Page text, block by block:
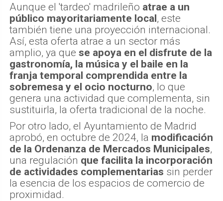
Aunque el 'tardeo' madrileño atrae a un
público mayoritariamente local, este
también tiene una proyección internacional.
Así, esta oferta atrae a un sector más
amplio, ya que se apoya en el disfrute de la
gastronomía, la música y el baile en la
franja temporal comprendida entre la
sobremesa y el ocio nocturno, lo que
genera una actividad que complementa, sin
sustituirla, la oferta tradicional de la noche.
Por otro lado, el Ayuntamiento de Madrid
aprobó, en octubre de 2024, la modificación
de la Ordenanza de Mercados Municipales,
una regulación que facilita la incorporación
de actividades complementarias sin perder
la esencia de los espacios de comercio de
proximidad.